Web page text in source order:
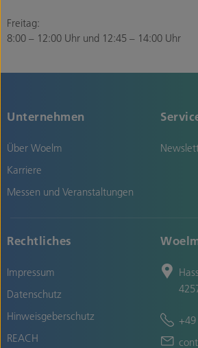
Freitag:
8:00 – 12:00 Uhr und 12:45 – 14:00 Uhr
Unternehmen
Über Woelm
Karriere
Messen und Veranstaltungen
Rechtliches
Impressum
Datenschutz
Hinweisgeberschutz
REACH